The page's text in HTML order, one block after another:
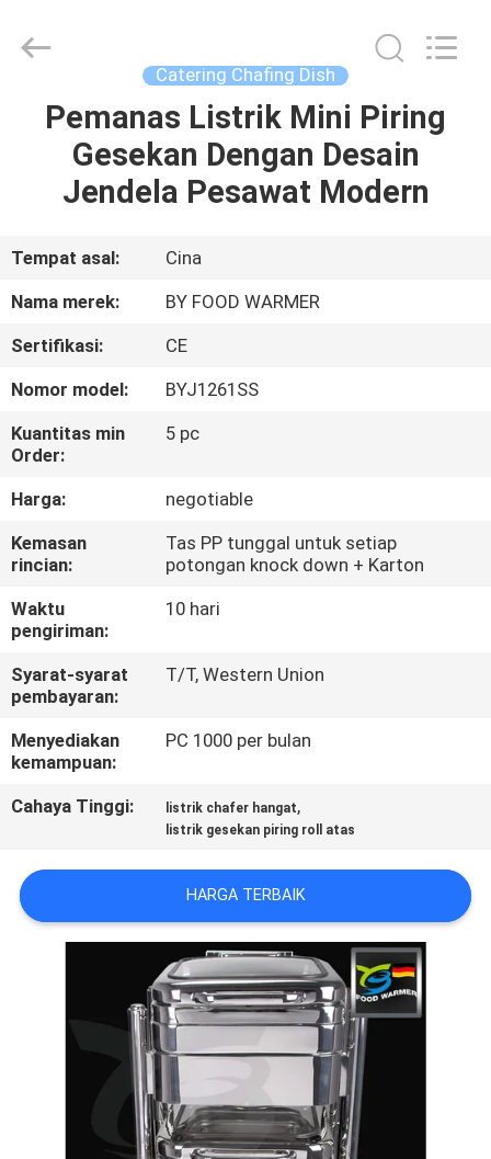
RUMAH
PRODUK
TENTANG
KAMI
TUR
PABRIK
KONTROL
KUALITAS
HUBUNGI
KAMI
PERMINTAAN
SITEMAP
PRIVACY
POLICY
Products
Co.,Ltd.
Reserved.
Catering Chafing Dish
Pemanas Listrik Mini Piring
Gesekan Dengan Desain
Jendela Pesawat Modern
Tempat asal:
Cina
Nama merek:
BY FOOD WARMER
Sertifikasi:
CE
Nomor model:
BYJ1261SS
Kuantitas min
Order:
5 pc
Harga:
negotiable
Kemasan
rincian:
Tas PP tunggal untuk setiap
potongan knock down + Karton
Waktu
pengiriman:
10 hari
Syarat-syarat
pembayaran:
T/T, Western Union
Menyediakan
kemampuan:
PC 1000 per bulan
Cahaya Tinggi: listrik chafer hangat,
listrik gesekan piring roll atas
HARGA TERBAIK